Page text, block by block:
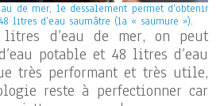
de mer, le dessalement permet d’obtenir
litres d’eau saumâtre (la « saumure »).
d’eau de mer, on peut
potable et 48 litres d’eau
très performant et très utile,
reste à perfectionner car